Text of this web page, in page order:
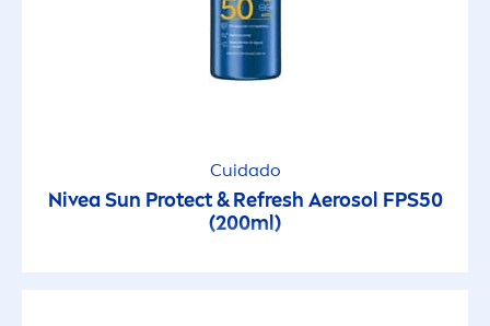
Cuidado
Nivea Sun Protect& Refresh Aerosol FPS50
(200ml)